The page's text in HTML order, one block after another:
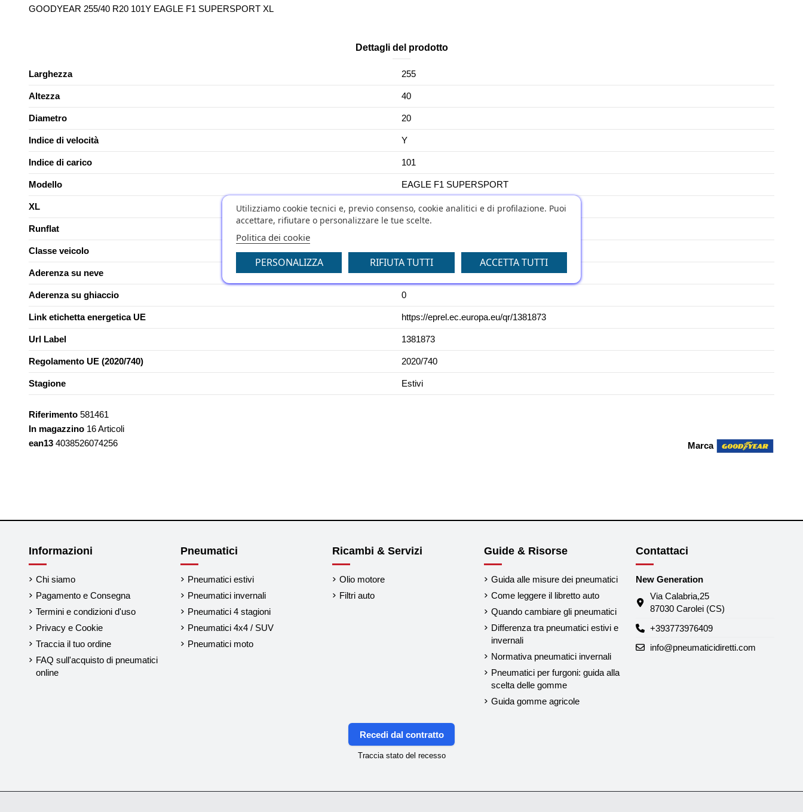
GOODYEAR 255/40 R20 101Y EAGLE F1 SUPERSPORT XL
Dettagli del prodotto
Larghezza 255
Altezza 40
Diametro 20
Indice di velocità Y
Indice di carico 101
Modello EAGLE F1 SUPERSPORT
XL YES
Runflat
Classe veicolo C1
Aderenza su neve 0
Aderenza su ghiaccio 0
Link etichetta energetica UE https://eprel.ec.europa.eu/qr/1381873
Url Label 1381873
Regolamento UE (2020/740) 2020/740
Stagione Estivi
Marca
Riferimento 581461
In magazzino 16 Articoli
ean13 4038526074256
Informazioni
Chi siamo
Pagamento e Consegna
Termini e condizioni d'uso
Privacy e Cookie
Traccia il tuo ordine
FAQ sull'acquisto di pneumatici
online
Pneumatici
Pneumatici estivi
Pneumatici invernali
Pneumatici 4 stagioni
Pneumatici 4x4 / SUV
Pneumatici moto
Ricambi & Servizi
Olio motore
Filtri auto
Guide & Risorse
Guida alle misure dei pneumatici
Come leggere il libretto auto
Quando cambiare gli pneumatici
Differenza tra pneumatici estivi e
invernali
Normativa pneumatici invernali
Pneumatici per furgoni: guida alla
scelta delle gomme
Guida gomme agricole
Contattaci
New Generation
Via Calabria,25
87030 Carolei (CS)
+393773976409
info@pneumaticidiretti.com
Utilizziamo cookie tecnici e, previo consenso, cookie analitici e di profilazione. Puoi
accettare, rifiutare o personalizzare le tue scelte.
Politica dei cookie
PERSONALIZZA RIFIUTA TUTTI ACCETTA TUTTI
Recedi dal contratto
Traccia stato del recesso